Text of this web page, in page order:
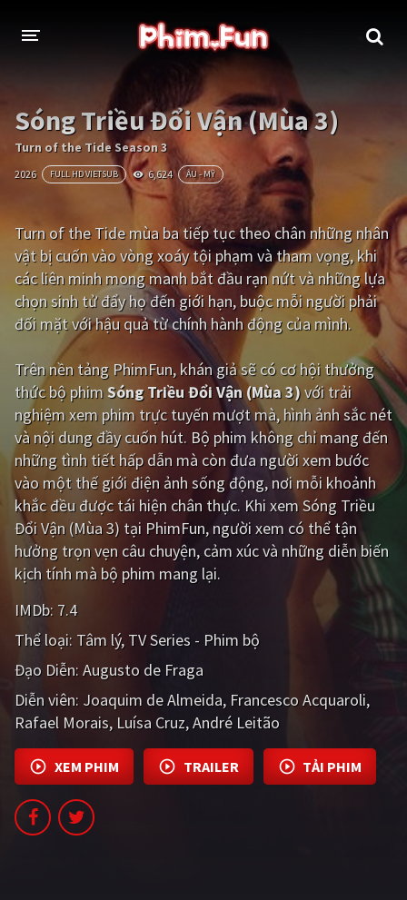
THỂ LOẠI
Thần thoại - Cổ trang
Tâm lý Chiến tranh
Nhạc kịch
Kinh dị Tội phạm - Hình sự
Phiêu lưu Hài hước
Viễn tưởng Khoa học - Tài liệu
Hoạt hình Thể thao
Tình cảm - Lãng mạn Kỳ ảo
Giật gân Gia đình
Bí ẩn Lịch sử
Viễn Tây Tiểu sử
GameShow DramaTV
Âu - Mỹ Trung Quốc - Hồng Kông
Hàn Quốc
Ấn Độ Việt Nam
CẬP NHẬT
PHIM MỚI
Sóng Triều Đổi Vận (Mùa 3)
Turn of the Tide Season 3
2026 FULL HD VIETSUB 6,624 ÂU - MỸ
Turn of the Tide mùa ba tiếp tục theo chân những nhân
vật bị cuốn vào vòng xoáy tội phạm và tham vọng, khi
các liên minh mong manh bắt đầu rạn nứt và những lựa
chọn sinh tử đẩy họ đến giới hạn, buộc mỗi người phải
đối mặt với hậu quả từ chính hành động của mình.
Trên nền tảng PhimFun, khán giả sẽ có cơ hội thưởng
thức bộ phimSóng Triều Đổi Vận (Mùa 3)với trải
nghiệm xem phim trực tuyến mượt mà, hình ảnh sắc nét
và nội dung đầy cuốn hút. Bộ phim không chỉ mang đến
những tình tiết hấp dẫn mà còn đưa người xem bước
vào một thế giới điện ảnh sống động, nơi mỗi khoảnh
khắc đều được tái hiện chân thực. Khi xem Sóng Triều
Đổi Vận (Mùa 3) tại PhimFun, người xem có thể tận
hưởng trọn vẹn câu chuyện, cảm xúc và những diễn biến
kịch tính mà bộ phim mang lại.
IMDb: 7.4
Thể loại: Tâm lý TV Series - Phim bộ
Đạo Diễn:Augusto de Fraga
Diễn viên: Joaquim de Almeida Francesco Acquaroli
Rafael Morais Luísa Cruz André Leitão
XEM PHIM TRAILER TẢI PHIM